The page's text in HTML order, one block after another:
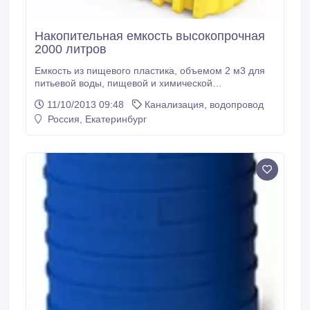
Накопительная емкость высокопрочная
2000 литров
Емкость из пищевого пластика, объемом 2 м3 для
питьевой воды, пищевой и химической
противопожарных целей, транспортировки и
хранения, канализации и много другого. В комплект
11/10/2013 09:48
Канализация, водопровод
Россия, Екатеринбург